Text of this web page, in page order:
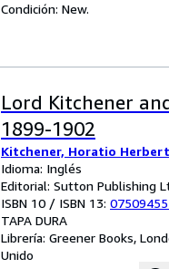
Condición: New.
Lord Kitchener
1899-1902
Kitchener, Horatio
Idioma: Inglés
Editorial: Sutton Publishing
ISBN 10 / ISBN 13:
TAPA DURA
Librería: Greener Books,
Unido